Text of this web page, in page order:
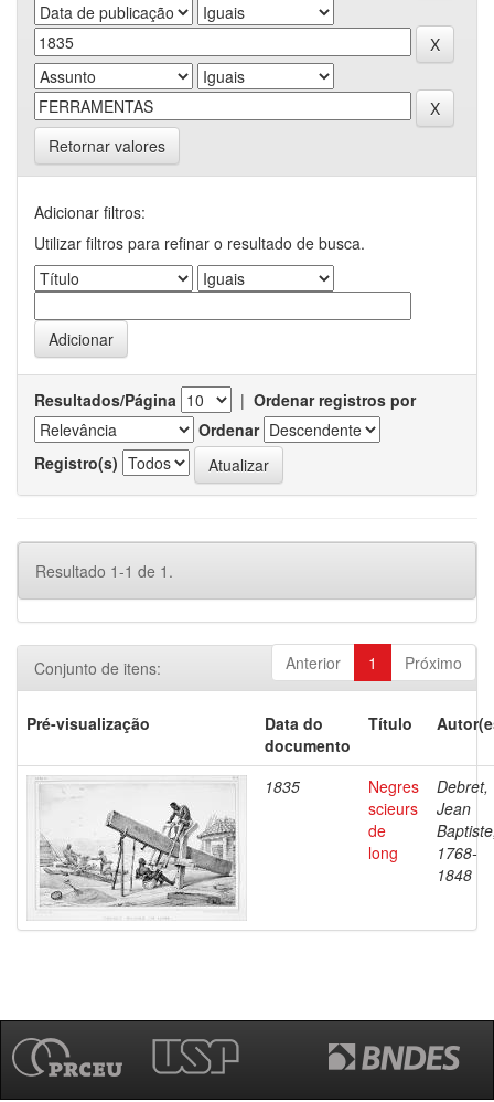
Retornar valores
Adicionar filtros:
Utilizar filtros para refinar o resultado de busca.
Resultados/Página | Ordenar registros por
Ordenar
Registro(s)
Resultado 1-1 de 1.
Anterior 1 Próximo
Conjunto de itens:
Pré-visualização
Data do
documento
Título
1835
Negres
scieurs
de
long
Debret,
Jean
1768-
1848